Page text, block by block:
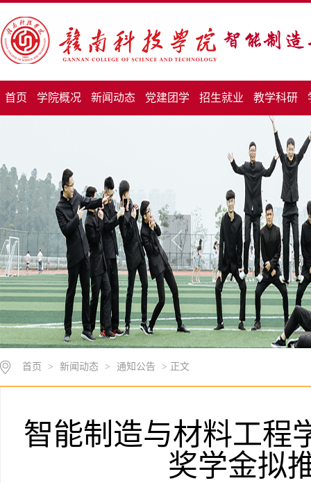
首页 学院概况 新闻动态 党建团学 招生就业 教学科研
首页 > 新闻动态 > 通知公告 > 正文
智能制造与材料工程
奖学金拟